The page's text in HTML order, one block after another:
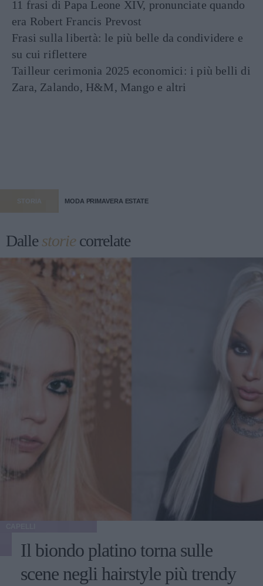
11 frasi di Papa Leone XIV, pronunciate quando
era Robert Francis Prevost
Frasi sulla libertà: le più belle da condividere e
su cui riflettere
Tailleur cerimonia 2025 economici: i più belli di
Zara, Zalando, H&M, Mango e altri
STORIA MODA PRIMAVERA ESTATE
Dallestoriecorrelate
Il biondo platino torna sulle
scene negli hairstyle più trendy